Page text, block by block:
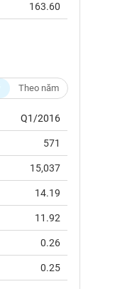
163.60
Theo năm
Q1/2016
571
15,037
14.19
11.92
0.26
0.25